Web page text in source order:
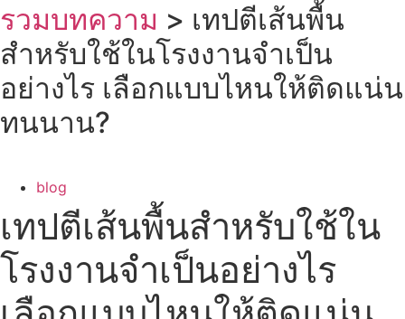
รวมบทความ > เทปตีเส้นพื้น
สำหรับใช้ในโรงงานจำเป็น
อย่างไร เลือกแบบไหนให้ติดแน่น
ทนนาน?
blog
เทปตีเส้นพื้นสำหรับใช้ใน
โรงงานจำเป็นอย่างไร